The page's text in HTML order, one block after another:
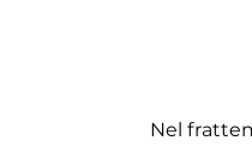
Nel